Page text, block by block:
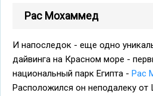
Рас Мохаммед
И напоследок - еще одно
дайвинга на Красном море -
национальный парк Египта - Рас
Расположился он неподалеку